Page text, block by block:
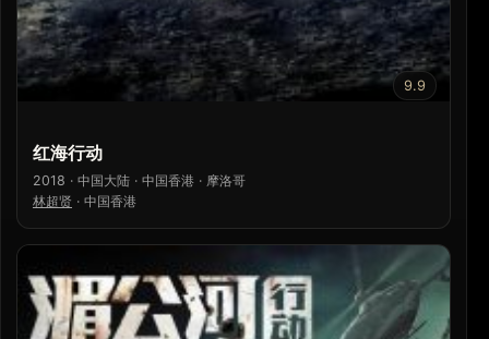
9.9
红海行动
2018 · 中国大陆 · 中国香港 · 摩洛哥
林超贤 · 中国香港